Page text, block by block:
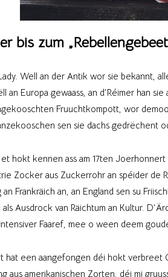
bis zum
Well an der Antik wor sie bekannt,
an Europa gewaass, an d’Réimer han
Fruuchtkompott, wor
sen sie dachs gedrëchent
et hokt kennen ass am 17ten
Zocker aus Zuckerrohr an spéider de
Frankräich an, an England sen su
Ausdrock van Räichtum an Kultur.
Faaref, mee o ween deem
een aangefongen déi hokt verbreet
aus amerikanischen Zorten, déi mi